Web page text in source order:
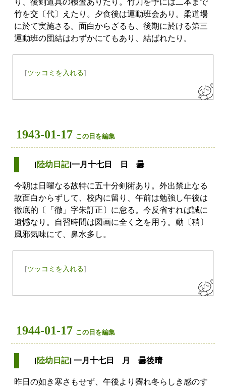
竹を交〔代〕えたり。夕食後は運動班会あり。柔道場
に於て実施さる。面白からざるも、後期に於ける第三
運動班の団結はわずかにてもあり、結ばれたり。
[ツッコミを入れる]
1943-01-17 この日を編集
[陸幼日記]一月十七日 日 曇
今朝は日曜なる故特に五十分剣術あり。外出禁止なる
故面白からずして、校内に留り、午前は勉強し午後は
徹底的〔「徹」字朱訂正〕に怠る。今反省すれば誠に
遺憾なり。自習時間は図画に全く之を用う。動〔稍〕
風邪気味にて、鼻水多し。
[ツッコミを入れる]
1944-01-17 この日を編集
[陸幼日記] 一月十七日 月 曇後晴
昨日の如き寒さもせず、午後より霽れ冬らしき感のす